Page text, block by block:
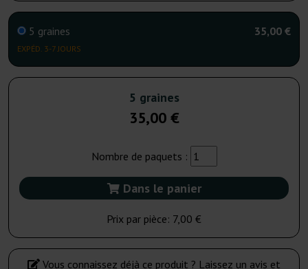
5 graines
EXPÉD. 3-7 JOURS
35,00 €
5 graines
35,00 €
Nombre de paquets :
Dans le panier
Prix par pièce: 7,00 €
Vous connaissez déjà ce produit ? Laissez un avis et